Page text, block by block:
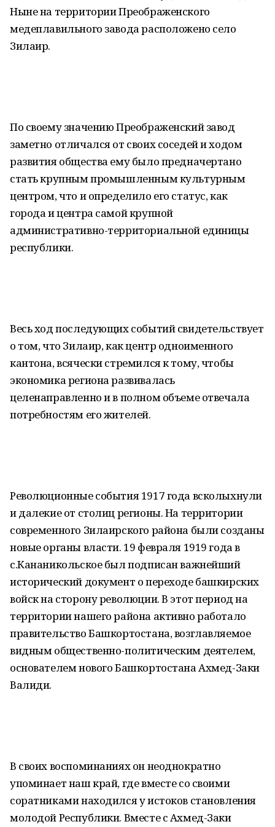
Ныне на территории Преображенского
медеплавильного завода расположено село
Зилаир.
По своему значению Преображенский завод
заметно отличался от своих соседей и ходом
развития общества ему было предначертано
стать крупным промышленным культурным
центром, что и определило его статус, как
города и центра самой крупной
административно-территориальной единицы
республики.
Весь ход последующих событий свидетельствует
о том, что Зилаир, как центр одноименного
кантона, всячески стремился к тому, чтобы
экономика региона развивалась
целенаправленно и в полном объеме отвечала
потребностям его жителей.
Революционные события 1917 года всколыхнули
и далекие от столиц регионы. На территории
современного Зилаирского района были созданы
новые органы власти. 19 февраля 1919 года в
с.Кананикольское был подписан важнейший
исторический документ о переходе башкирских
войск на сторону революции. В этот период на
территории нашего района активно работало
правительство Башкортостана, возглавляемое
видным общественно-политическим деятелем,
основателем нового Башкортостана Ахмед-Заки
Валиди.
В своих воспоминаниях он неоднократно
упоминает наш край, где вместе со своими
соратниками находился у истоков становления
молодой Республики. Вместе с Ахмед-Заки